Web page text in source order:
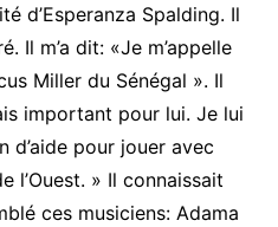
d’Esperanza Spalding. Il
Il m’a dit: «Je m’appelle
Miller du Sénégal ». Il
important pour lui. Je lui
d’aide pour jouer avec
l’Ouest. » Il connaissait
ces musiciens: Adama